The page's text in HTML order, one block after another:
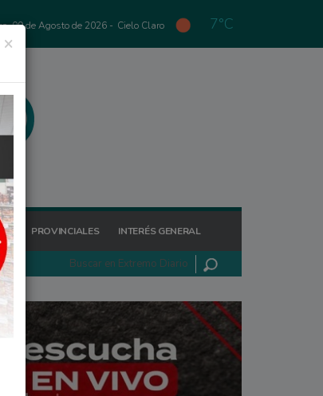
09 de Agosto de 2026 - Cielo Claro 7°C
PROVINCIALES INTERÉS GENERAL
×